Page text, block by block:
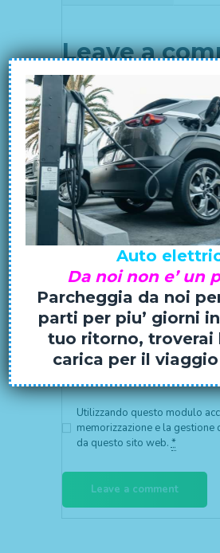
Leave a
Salva il mio nome, email e
questo browser per la prossima
commento.
Utilizzando questo modulo
memorizzazione e la gestione
da questo sito web. *
Auto
Da noi non e’ un
Parcheggia da noi
parti per piu’ giorni
tuo ritorno, troverai
carica per il